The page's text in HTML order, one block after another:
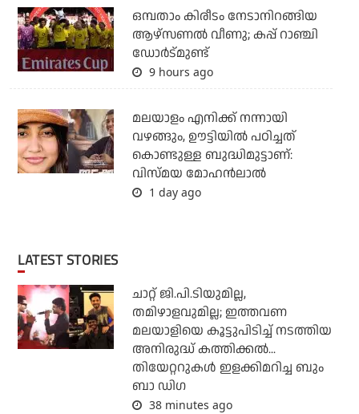
ഒമ്പതാം കിരീടം നേടാനിറങ്ങിയ
ആഴ്സണല്‍ വീണു; കപ്പ് റാഞ്ചി
ഡോര്‍ട്മുണ്ട്
9 hours ago
മലയാളം എനിക്ക് നന്നായി
വഴങ്ങും, ഊട്ടിയില്‍ പഠിച്ചത്
കൊണ്ടുള്ള ബുദ്ധിമുട്ടാണ്:
വിസ്മയ മോഹന്‍ലാല്‍
1 day ago
LATEST STORIES
ചാറ്റ് ജി.പി.ടിയുമില്ല,
തമിഴാളവുമില്ല; ഇത്തവണ
മലയാളിയെ കൂട്ടുപിടിച്ച് നടത്തിയ
അനിരുദ്ധ് കത്തിക്കല്‍...
തിയേറ്ററുകള്‍ ഇളക്കിമറിച്ച ബും
ബാ ഡിഗ
38 minutes ago